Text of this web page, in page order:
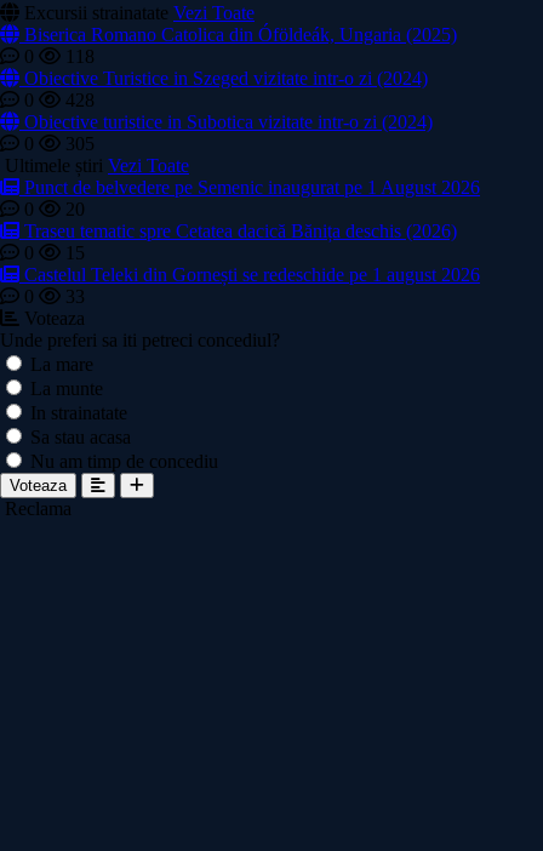
Excursii strainatate Vezi Toate
Biserica Romano Catolica din Óföldeák, Ungaria (2025)
0
118
Obiective Turistice in Szeged vizitate intr-o zi (2024)
0
428
Obiective turistice in Subotica vizitate intr-o zi (2024)
0
305
Ultimele știri Vezi Toate
Punct de belvedere pe Semenic inaugurat pe 1 August 2026
0
20
Traseu tematic spre Cetatea dacică Bănița deschis (2026)
0
15
Castelul Teleki din Gornești se redeschide pe 1 august 2026
0
33
Voteaza
Unde preferi sa iti petreci concediul?
La mare
La munte
In strainatate
Sa stau acasa
Nu am timp de concediu
Voteaza
Reclama